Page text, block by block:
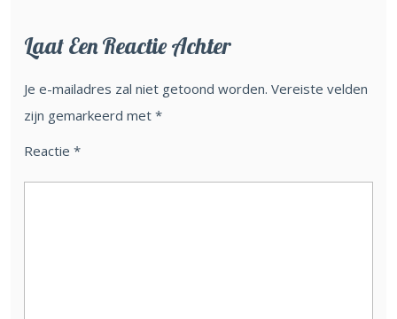
Laat Een Reactie Achter
Je e-mailadres zal niet getoond worden. Vereiste velden
zijn gemarkeerd met *
Reactie *